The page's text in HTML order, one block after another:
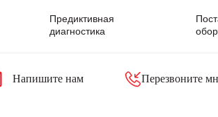
Предиктивная
диагностика
Напишите нам Перезвоните